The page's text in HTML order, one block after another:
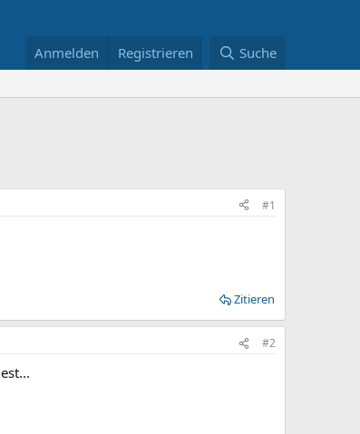
Anmelden Registrieren Suche
#1
Zitieren
#2